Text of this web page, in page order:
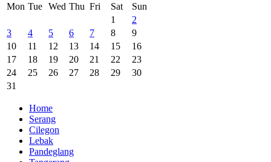
Mon Tue Wed Thu Fri Sat
Sun
1
2
3
4 5 6 7 8
9
10
11 12 13 14 15
16
17
18 19 20 21 22
23
24
25 26 27 28 29
30
31
Home
Serang
Cilegon
Lebak
Pandeglang